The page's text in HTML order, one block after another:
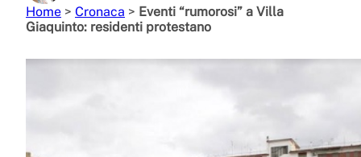
Home > Cronaca > Eventi “rumorosi” a Villa
Giaquinto: residenti protestano